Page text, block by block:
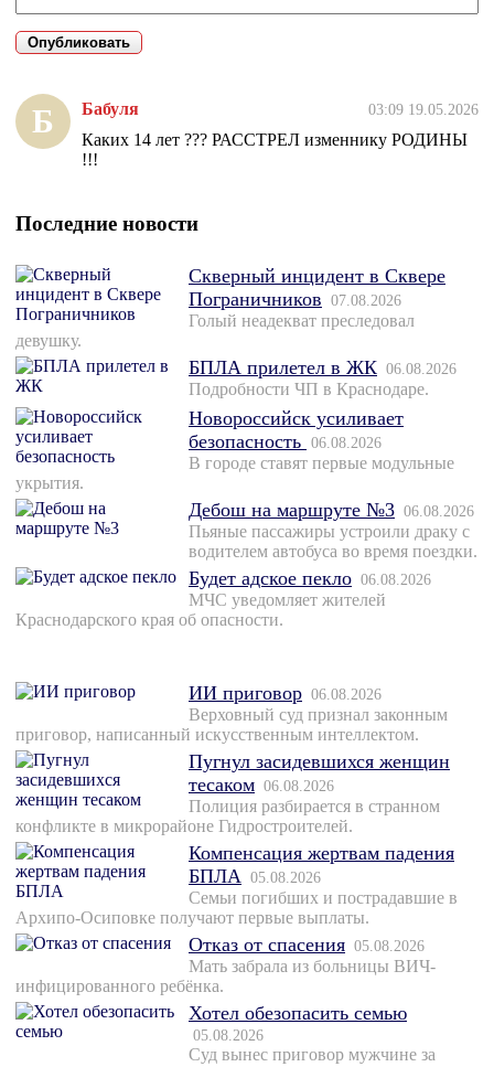
Б Бабуля 03:09 19.05.2026
Каких 14 лет ??? РАССТРЕЛ изменнику РОДИНЫ
!!!
Последние новости
Скверный инцидент в Сквере
Пограничников 07.08.2026
Голый неадекват преследовал
девушку.
БПЛА прилетел в ЖК 06.08.2026
Подробности ЧП в Краснодаре.
Новороссийск усиливает
безопасность 06.08.2026
В городе ставят первые модульные
укрытия.
Дебош на маршруте №3 06.08.2026
Пьяные пассажиры устроили драку с
водителем автобуса во время поездки.
Будет адское пекло 06.08.2026
МЧС уведомляет жителей
Краснодарского края об опасности.
ИИ приговор 06.08.2026
Верховный суд признал законным
приговор, написанный искусственным интеллектом.
Пугнул засидевшихся женщин
тесаком 06.08.2026
Полиция разбирается в странном
конфликте в микрорайоне Гидростроителей.
Компенсация жертвам падения
БПЛА 05.08.2026
Семьи погибших и пострадавшие в
Архипо-Осиповке получают первые выплаты.
Отказ от спасения 05.08.2026
Мать забрала из больницы ВИЧ-
инфицированного ребёнка.
Хотел обезопасить семью
05.08.2026
Суд вынес приговор мужчине за